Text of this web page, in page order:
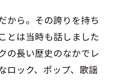
から。その誇りを持ち
とは当時も話しました
の長い歴史のなかでレ
ロック、ポップ、歌謡